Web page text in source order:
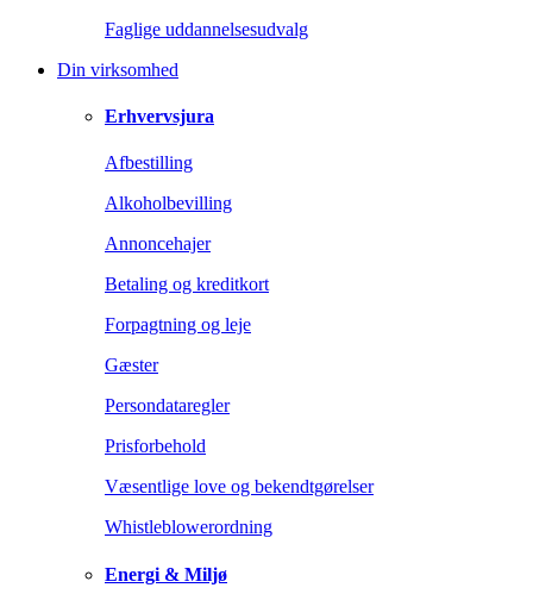
Faglige uddannelsesudvalg
Din virksomhed
Erhvervsjura
Afbestilling
Alkoholbevilling
Annoncehajer
Betaling og kreditkort
Forpagtning og leje
Gæster
Persondataregler
Prisforbehold
Væsentlige love og bekendtgørelser
Whistleblowerordning
Energi & Miljø